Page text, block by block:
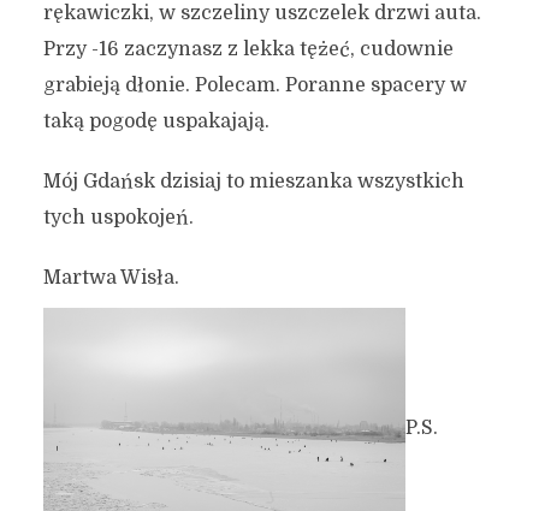
rękawiczki, w szczeliny uszczelek drzwi auta.
Przy -16 zaczynasz z lekka tężeć, cudownie
grabieją dłonie. Polecam. Poranne spacery w
taką pogodę uspakajają.
Mój Gdańsk dzisiaj to mieszanka wszystkich
tych uspokojeń.
Martwa Wisła.
P.S.